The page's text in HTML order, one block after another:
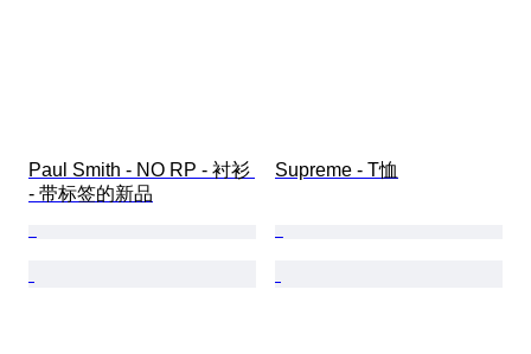
Paul Smith - NO RP - 衬衫
- 带标签的新品
Supreme - T恤